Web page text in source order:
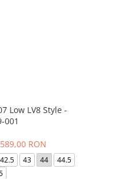
Low LV8 Style -
001
589,00 RON
42.5 43 44
44.5